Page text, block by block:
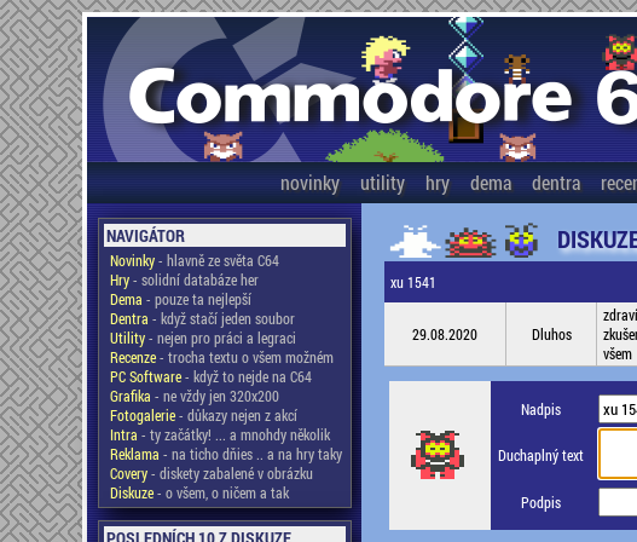
novinky utility hry dema dentra
NAVIGÁTOR
Novinky- hlavně ze světa C64
Hry- solidní databáze her
Dema - pouze ta nejlepší
Dentra - když stačí jeden soubor
Utility- nejen pro práci a legraci
Recenze- trocha textu o všem možném
PC Software- když to nejde na C64
Grafika - ne vždy jen 320x200
Fotogalerie- důkazy nejen z akcí
Intra - ty začátky! ... a mnohdy několik
Reklama - na ticho dňies .. a na hry taky
Covery- diskety zabalené v obrázku
Diskuze- o všem, o ničem a tak
xu 1541
29.08.2020 Dluhos
všem
Nadpis
Duchaplný text
Podpis